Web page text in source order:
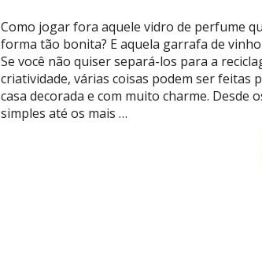
Como jogar fora aquele vidro de perfume
forma tão bonita? E aquela garrafa de
Se você não quiser separá-los para a
criatividade, várias coisas podem ser feitas
casa decorada e com muito charme. Desde
simples até os mais …